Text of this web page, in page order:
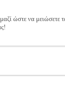
ώστε να μειώσετε